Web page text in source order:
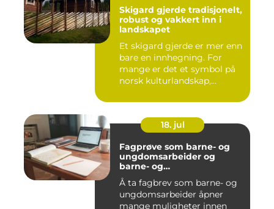
Skigard gjerde tradisjonelt,
robust og vakkert inn i
landskapet
Et skigard gjerde er mer enn
bare en innhegning. For
mange er det et symbol på
norsk kulturlandskap,...
18. jul
Fagprøve som barne- og
ungdomsarbeider og
barne- og
ungdomsarbeiderfaget VG
Å ta fagbrev som barne- og
ungdomsarbeider åpner
mange muligheter innen